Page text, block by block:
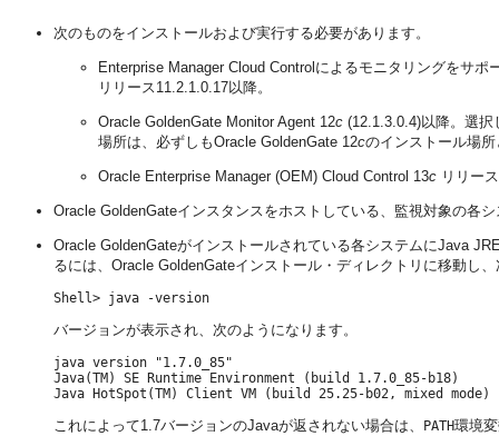
次のものをインストールおよび実行する必要があります。
Enterprise Manager Cloud Controlによるモニタリングをサ
リリース11.2.1.0.17以降。
Oracle GoldenGate Monitor Agent 12c (12.1.3.0.4)以降。選
場所は、必ずしもOracle GoldenGate 12cのインストール場
Oracle Enterprise Manager (OEM) Cloud Control 13c リリー
Oracle GoldenGateインスタンスをホストしている、監視対象の各
Oracle GoldenGateがインストールされている各システムにJava
るには、Oracle GoldenGateインストール・ディレクトリに移動し
バージョンが表示され、次のようになります。
java version "1.7.0_85"
Java(TM) SE Runtime Environment (build 1.7.0_85-b18)
これによって1.7バージョンのJavaが返されない場合は、 PATH環境